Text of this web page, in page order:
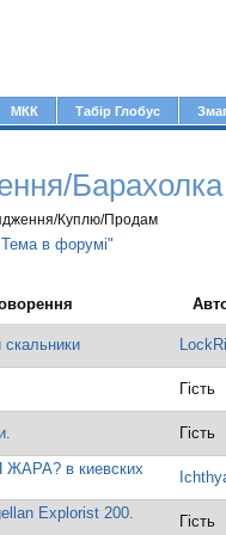
МКК Табір Глобус
Барахолка
Куплю/Продам
в форумі"
Гість
Гість
в киевских
Explorist 200.
Гість